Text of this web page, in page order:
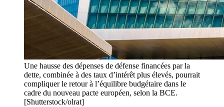
Une hausse des dépenses de défense financées par la
dette, combinée à des taux d’intérêt plus élevés, pourrait
compliquer le retour à l’équilibre budgétaire dans le
cadre du nouveau pacte européen, selon la BCE.
[Shutterstock/olrat]